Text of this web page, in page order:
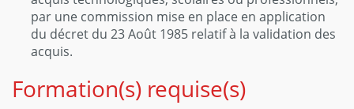
par une commission mise en place en application
du décret du 23 Août 1985 relatif à la validation des
acquis.
Formation(s) requise(s)